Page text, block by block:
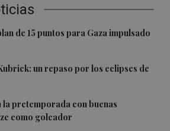
de 15 puntos para Gaza impulsado
un repaso por los eclipses de
pretemporada con buenas
como goleador